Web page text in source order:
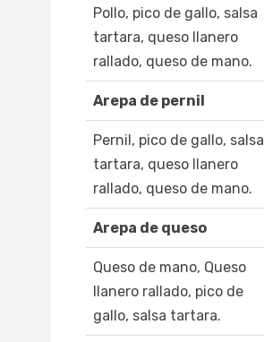
Pollo, pico de gallo, salsa
tartara, queso llanero
rallado, queso de mano.
Arepa de pernil
Pernil, pico de gallo, salsa
tartara, queso llanero
rallado, queso de mano.
Arepa de queso
Queso de mano, Queso
llanero rallado, pico de
gallo, salsa tartara.